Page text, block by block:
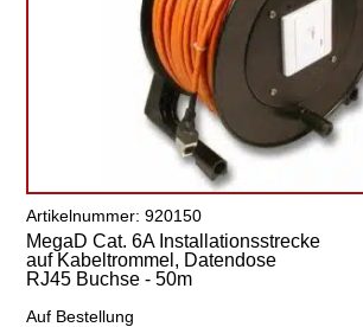
Artikelnummer: 920150
MegaD Cat. 6A Installationsstrecke
auf Kabeltrommel, Datendose
RJ45 Buchse - 50m
Auf Bestellung